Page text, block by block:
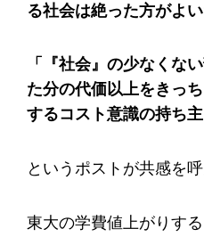
る社会は絶った方がよい
「『社会』の少なくな
た分の代価以上をきっ
するコスト意識の持ち主
というポストが共感を呼
東大の学費値上がりす